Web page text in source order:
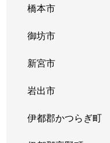
橋本市
御坊市
新宮市
岩出市
伊都郡かつらぎ町